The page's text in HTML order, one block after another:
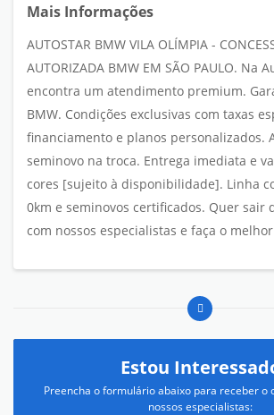
Mais Informações
AUTOSTAR BMW VILA OLÍMPIA -
AUTORIZADA BMW EM SÃO PAULO. Na
encontra um atendimento premium.
BMW. Condições exclusivas com taxas
financiamento e planos personalizados.
seminovo na troca. Entrega imediata e
cores [sujeito à disponibilidade]. Linha
0km e seminovos certificados. Quer sair
com nossos especialistas e faça o
Estou
Preencha o formulário abaixo para receber o
nossos especialistas: